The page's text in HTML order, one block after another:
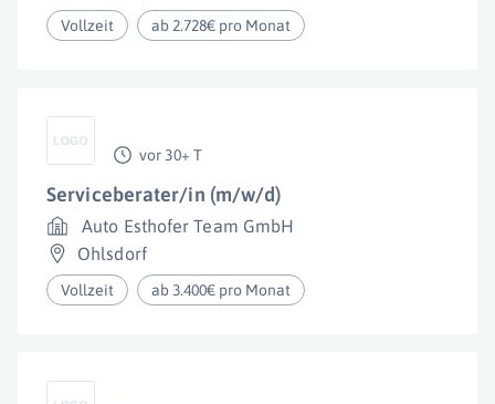
Vollzeit ab 2.728€ pro Monat
vor 30+ T
Serviceberater/in (m/w/d)
Auto Esthofer Team GmbH
Ohlsdorf
Vollzeit ab 3.400€ pro Monat